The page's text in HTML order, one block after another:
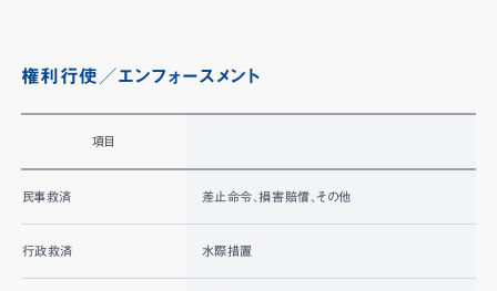
権利行使／エンフォースメント
項目
民事救済 差止命令、損害賠償、その他
行政救済 水際措置